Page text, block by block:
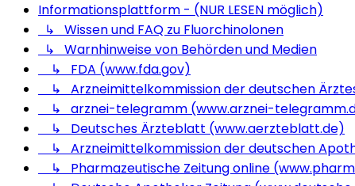
Informationsplattform - (NUR LESEN möglich)
↳ Wissen und FAQ zu Fluorchinolonen
↳ Warnhinweise von Behörden und Medien
↳ FDA (www.fda.gov)
↳ Arzneimittelkommission der deutschen
↳ arznei-telegramm (www.arznei-
↳ Deutsches Ärzteblatt (www.aerzteblatt.de)
↳ Arzneimittelkommission der deutschen
↳ Pharmazeutische Zeitung online